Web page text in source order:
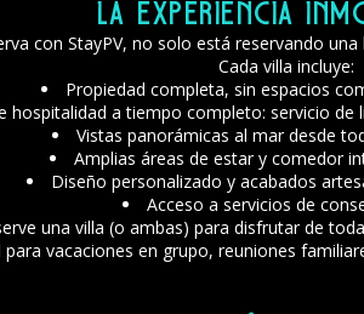
La experiencia
con StayPV, no solo está reservando
Cada villa incluye:
Propiedad completa, sin espacios
hospitalidad a tiempo completo: servicio de
Vistas panorámicas al mar desde
Amplias áreas de estar y comedor
Diseño personalizado y acabados
Acceso a servicios de
una villa (o ambas) para disfrutar de
para vacaciones en grupo, reuniones